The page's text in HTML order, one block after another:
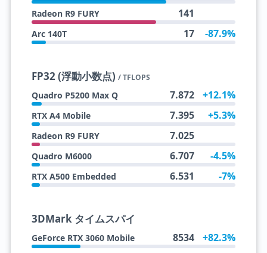
Radeon R9 FURY 141
Arc 140T 17 -87.9%
FP32 (浮動小数点) / TFLOPS
Quadro P5200 Max Q 7.872 +12.1%
RTX A4 Mobile 7.395 +5.3%
Radeon R9 FURY 7.025
Quadro M6000 6.707 -4.5%
RTX A500 Embedded 6.531 -7%
3DMark タイムスパイ
GeForce RTX 3060 Mobile 8534 +82.3%